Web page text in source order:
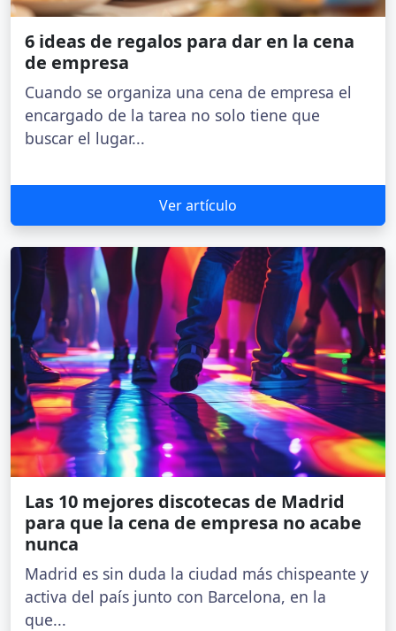
6 ideas de regalos para dar en la cena
de empresa
Cuando se organiza una cena de empresa el
encargado de la tarea no solo tiene que
buscar el lugar...
Ver artículo
Las 10 mejores discotecas de Madrid
para que la cena de empresa no acabe
nunca
Madrid es sin duda la ciudad más chispeante y
activa del país junto con Barcelona, en la
que...